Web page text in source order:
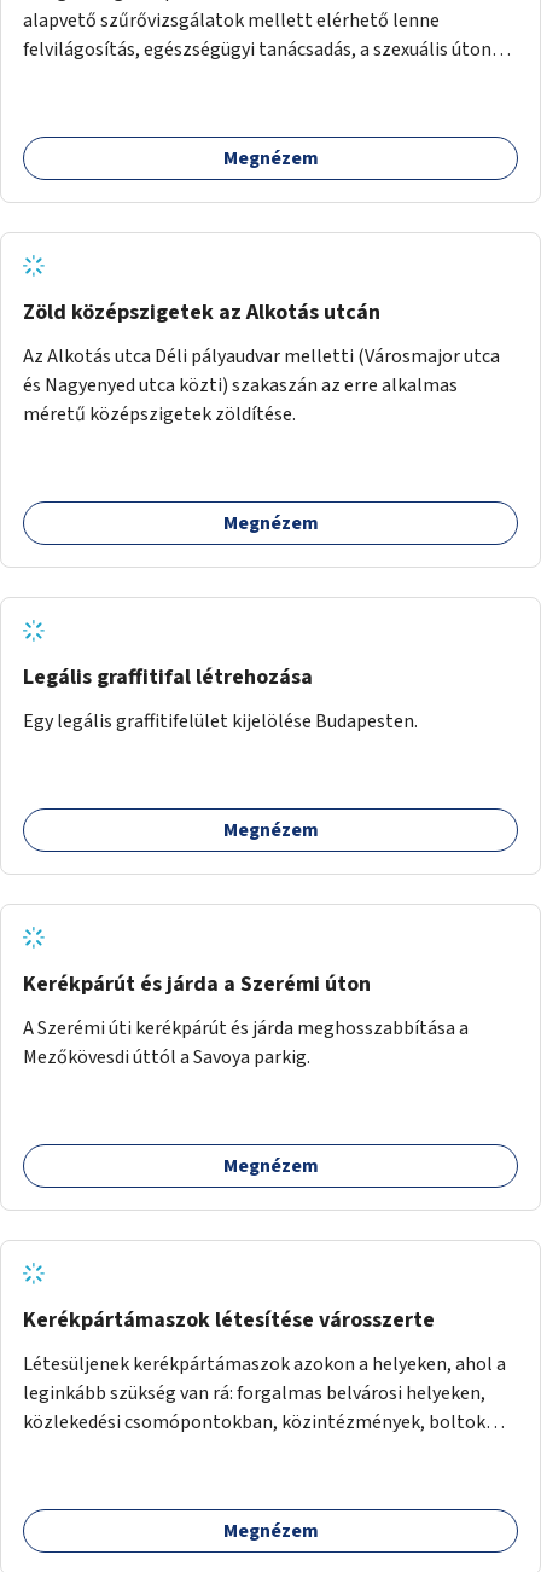
alapvető szűrővizsgálatok mellett elérhető lenne
felvilágosítás, egészségügyi tanácsadás, a szexuális úton
Megnézem
Zöld középszigetek az Alkotás utcán
Az Alkotás utca Déli pályaudvar melletti (Városmajor utca
és Nagyenyed utca közti) szakaszán az erre alkalmas
méretű középszigetek zöldítése.
Megnézem
Legális graffitifal létrehozása
Egy legális graffitifelület kijelölése Budapesten.
Megnézem
Kerékpárút és járda a Szerémi úton
A Szerémi úti kerékpárút és járda meghosszabbítása a
Mezőkövesdi úttól a Savoya parkig.
Megnézem
Kerékpártámaszok létesítése városszerte
Létesüljenek kerékpártámaszok azokon a helyeken, ahol a
leginkább szükség van rá: forgalmas belvárosi helyeken,
közlekedési csomópontokban, közintézmények, boltok
Megnézem